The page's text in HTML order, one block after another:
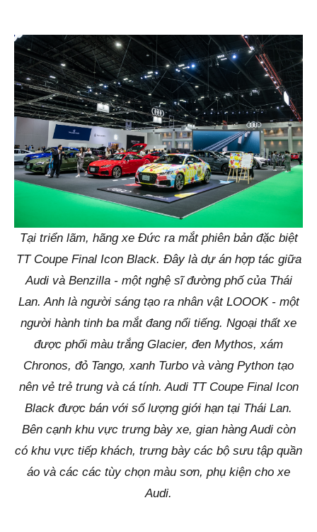
Tại triển lãm, hãng xe Đức ra mắt phiên bản đặc biệt
TT Coupe Final Icon Black. Đây là dự án hợp tác giữa
Audi và Benzilla - một nghệ sĩ đường phố của Thái
Lan. Anh là người sáng tạo ra nhân vật LOOOK - một
người hành tinh ba mắt đang nổi tiếng. Ngoại thất xe
được phối màu trắng Glacier, đen Mythos, xám
Chronos, đỏ Tango, xanh Turbo và vàng Python tạo
nên vẻ trẻ trung và cá tính. Audi TT Coupe Final Icon
Black được bán với số lượng giới hạn tại Thái Lan.
Bên cạnh khu vực trưng bày xe, gian hàng Audi còn
có khu vực tiếp khách, trưng bày các bộ sưu tập quần
áo và các các tùy chọn màu sơn, phụ kiện cho xe
Audi.